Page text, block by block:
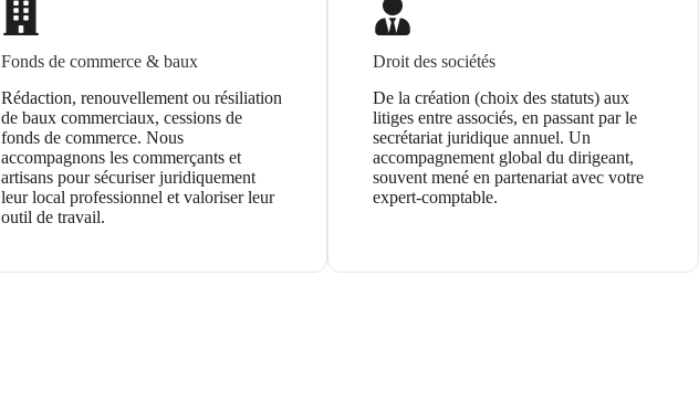
Fonds de commerce & baux
Rédaction, renouvellement ou résiliation
de baux commerciaux, cessions de
fonds de commerce. Nous
accompagnons les commerçants et
artisans pour sécuriser juridiquement
leur local professionnel et valoriser leur
outil de travail.
Droit des sociétés
De la création (choix des statuts) aux
litiges entre associés, en passant par le
secrétariat juridique annuel. Un
accompagnement global du dirigeant,
souvent mené en partenariat avec votre
expert-comptable.